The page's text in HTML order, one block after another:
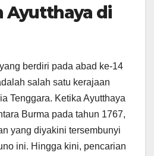
Ayutthaya di
berdiri pada abad ke-14
salah satu kerajaan
Tenggara. Ketika Ayutthaya
Burma pada tahun 1767,
yang diyakini tersembunyi
ini. Hingga kini, pencarian